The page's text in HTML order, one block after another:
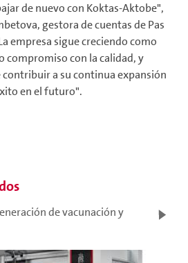
de nuevo con Koktas-Aktobe",
gestora de cuentas de Pas
empresa sigue creciendo como
compromiso con la calidad, y
a su continua expansión
en el futuro".
de vacunación y